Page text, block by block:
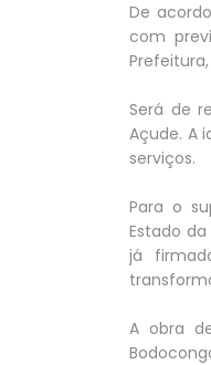
De
com
Será de
Açude. A
serviços.
Para o
Estado
já
A obra